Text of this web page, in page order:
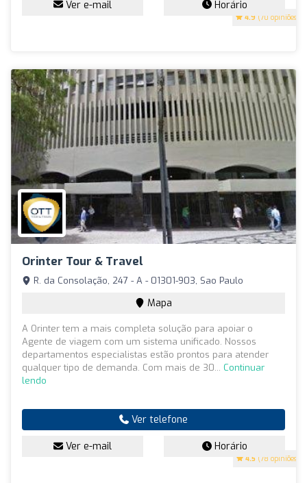
4.9 (70 opiniões)
Ver e-mail Horário
Orinter Tour & Travel
4.5 (78 opiniões)
R. da Consolação, 247 - A - 01301-903, Sao Paulo
Mapa
A Orinter tem a mais completa solução para apoiar o
Agente de viagem com um sistema unificado. Nossos
departamentos especialistas estão prontos para atender
qualquer tipo de demanda. Com mais de 30... Continuar
lendo
Ver telefone
Ver e-mail Horário